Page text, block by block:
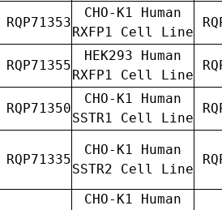
RQP71353
CHO-K1 Human
RXFP1 Cell Line
RQP71355
HEK293 Human
RXFP1 Cell Line
RQP71350
CHO-K1 Human
SSTR1 Cell Line
RQP71335
CHO-K1 Human
SSTR2 Cell Line
CHO-K1 Human